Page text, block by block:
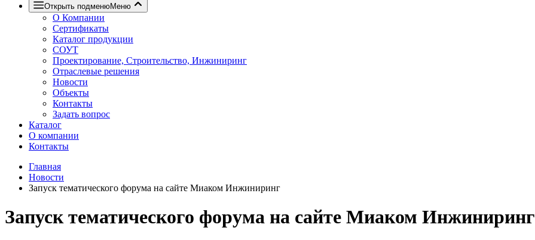
Открыть подменюМеню
О Компании
Сертификаты
Каталог продукции
СОУТ
Проектирование, Строительство, Инжиниринг
Отраслевые решения
Новости
Объекты
Контакты
Задать вопрос
Каталог
О компании
Контакты
Главная
Новости
Запуск тематического форума на сайте Миаком Инжиниринг
Запуск тематического форума на сайте Миаком Инжиниринг